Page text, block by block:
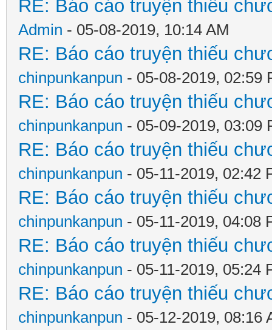
RE: Báo cáo truyện thiếu
Admin - 05-08-2019, 10:14 AM
RE: Báo cáo truyện thiếu
chinpunkanpun - 05-08-2019, 02:59
RE: Báo cáo truyện thiếu
chinpunkanpun - 05-09-2019, 03:09
RE: Báo cáo truyện thiếu
chinpunkanpun - 05-11-2019, 02:42
RE: Báo cáo truyện thiếu
chinpunkanpun - 05-11-2019, 04:08
RE: Báo cáo truyện thiếu
chinpunkanpun - 05-11-2019, 05:24
RE: Báo cáo truyện thiếu
chinpunkanpun - 05-12-2019, 08:16